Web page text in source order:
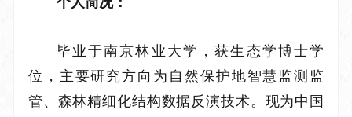
毕业于南京林业大学，获生态学博士学
位，主要研究方向为自然保护地智慧监测监
管、森林精细化结构数据反演技术。现为中国